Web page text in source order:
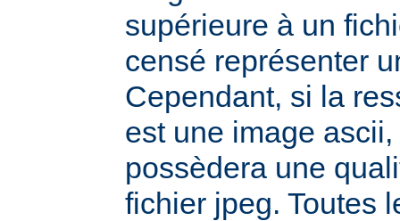
supérieure à un
censé représenter
Cependant, si la
est une image
possèdera une
fichier jpeg. Toutes